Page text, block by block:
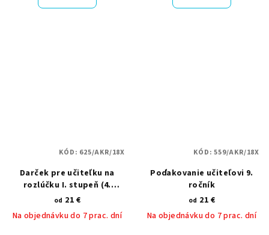
Darček pre učiteľku na
rozlúčku I. stupeň (4.
ročník)
od 21 €
Na objednávku do 7 prac. dní
KÓD: 625/AKR/18X
Poďakovanie učiteľovi 9.
ročník
od 21 €
Na objednávku do 7 prac. dní
KÓD:559/AKR/18X